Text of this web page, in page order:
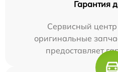
Гарантия
Сервисный
оригинальные
предоставляет